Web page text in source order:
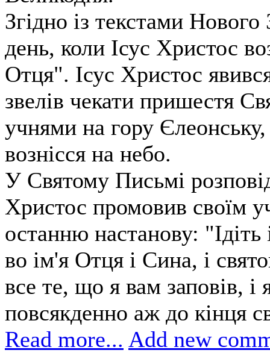
Згідно із текстами Нового
день, коли Ісус Христос
Отця". Ісус Христос
звелів чекати пришестя
учнями на гору Єлеонську,
вознісся на небо.
У Святому Письмі
Христос промовив своїм
останню настанову: "Ідіть
во ім'я Отця і Сина, і
все те, що я вам заповів, і
повсякденно аж до кінця
Read more... Add new